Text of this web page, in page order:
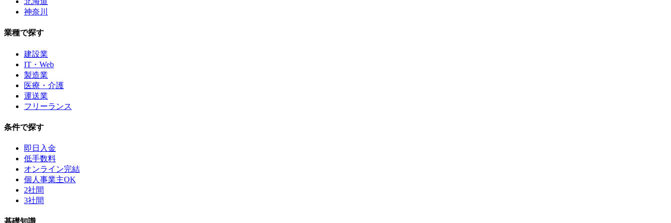
神奈川
業種で探す
建設業
IT・Web
製造業
医療・介護
運送業
フリーランス
条件で探す
即日入金
低手数料
オンライン完結
個人事業主OK
2社間
3社間